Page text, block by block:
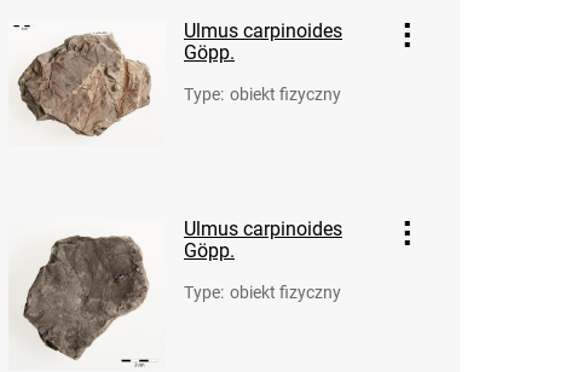
Ulmus carpinoides
Göpp.
Type: obiekt fizyczny
Ulmus carpinoides
Göpp.
Type: obiekt fizyczny